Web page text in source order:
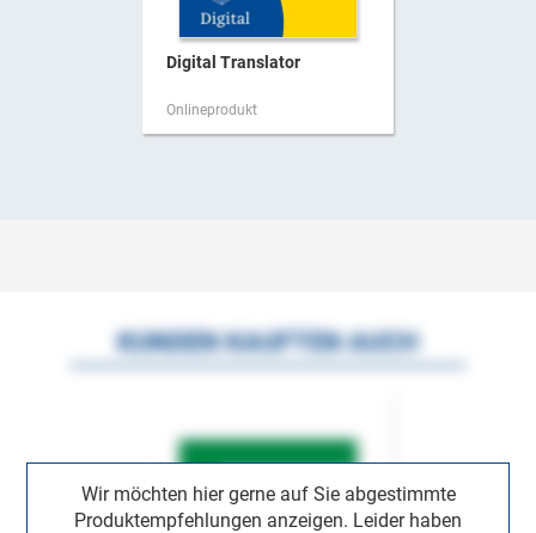
Digital Translator
Onlineprodukt
Wir möchten hier gerne auf Sie abgestimmte
Produktempfehlungen anzeigen. Leider haben
KUNDEN KAUFTEN AUCH